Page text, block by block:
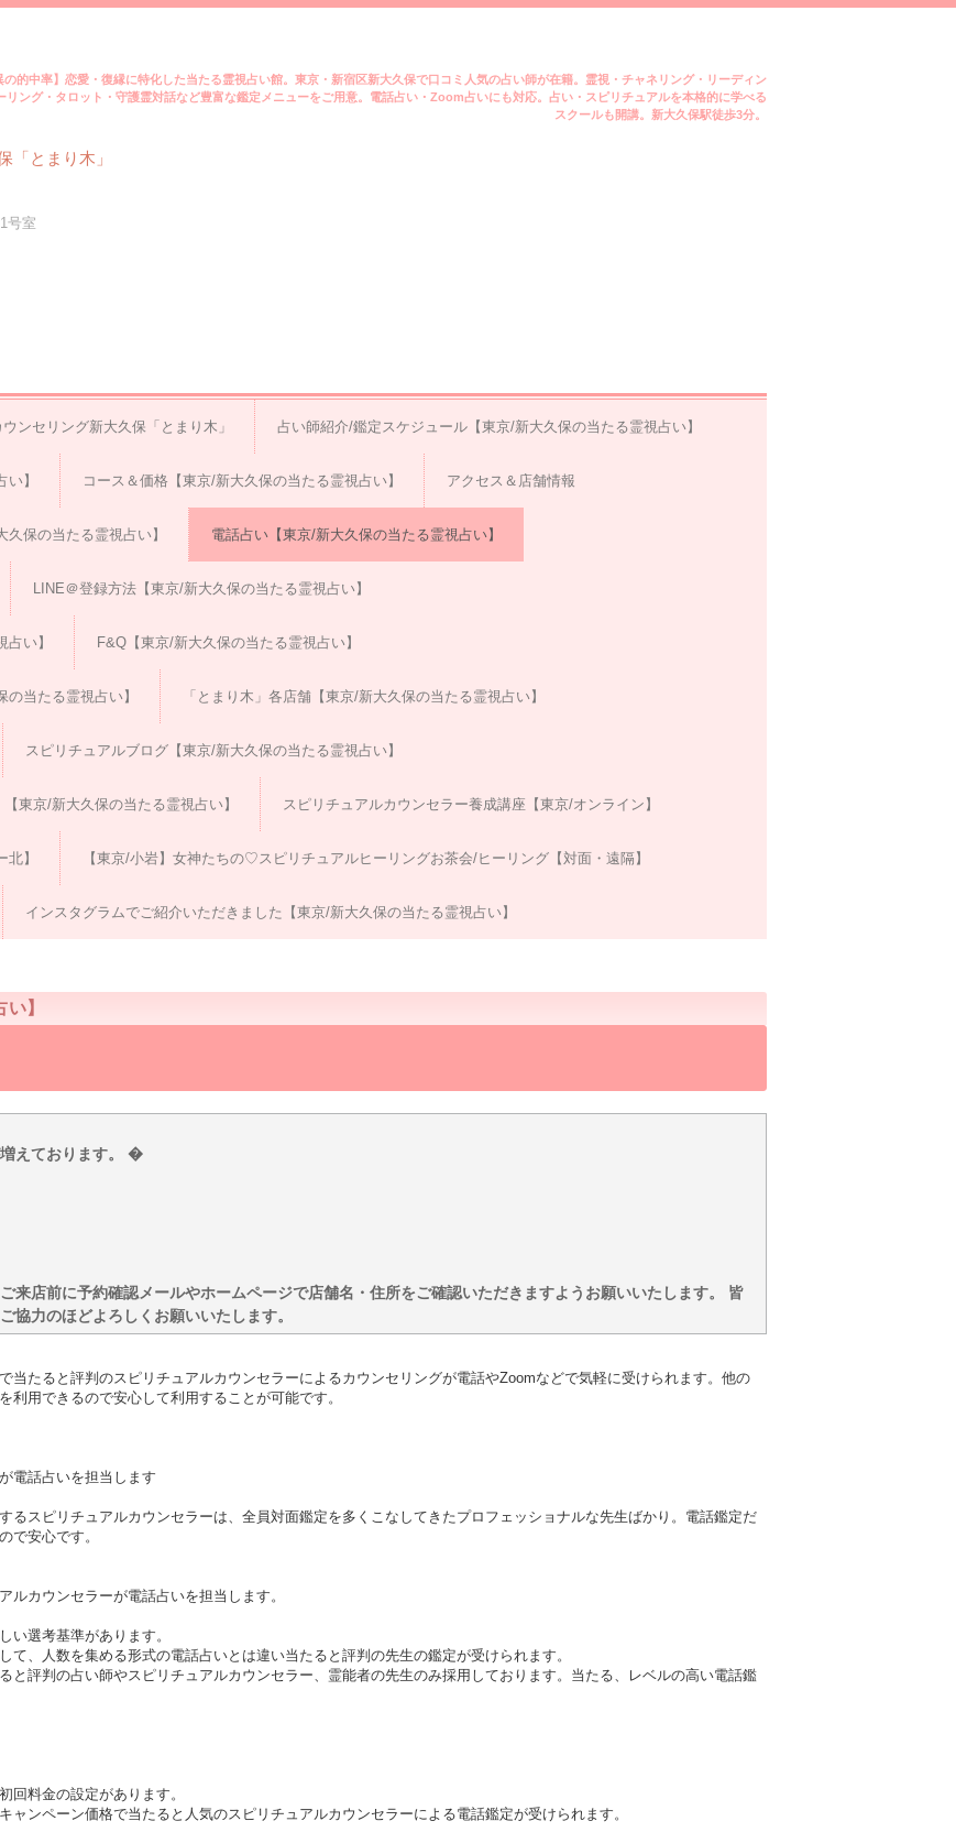
の的中率】恋愛・復縁に特化した当たる霊視占い館。東京・新宿区新大久保で口コミ人気の占い師が在籍。霊視・チャネリング・リーディン
リング・タロット・守護霊対話など豊富な鑑定メニューをご用意。電話占い・Zoom占いにも対応。占い・スピリチュアルを本格的に学べる
スクールも開講。新大久保駅徒歩3分。
「とまり木」
号室
ンセリング新大久保「とまり木」 占い師紹介/鑑定スケジュール【東京/新大久保の当たる霊視占い】
】 コース＆価格【東京/新大久保の当たる霊視占い】 アクセス＆店舗情報
保の当たる霊視占い】 電話占い【東京/新大久保の当たる霊視占い】
LINE＠登録方法【東京/新大久保の当たる霊視占い】
い】 F&Q【東京/新大久保の当たる霊視占い】
当たる霊視占い】 「とまり木」各店舗【東京/新大久保の当たる霊視占い】
スピリチュアルブログ【東京/新大久保の当たる霊視占い】
東京/新大久保の当たる霊視占い】 スピリチュアルカウンセラー養成講座【東京/オンライン】
】 【東京/小岩】女神たちの♡スピリチュアルヒーリングお茶会/ヒーリング【対面・遠隔】
インスタグラムでご紹介いただきました【東京/新大久保の当たる霊視占い】
】
えております。 �
来店前に予約確認メールやホームページで店舗名・住所をご確認いただきますようお願いいたします。 皆
協力のほどよろしくお願いいたします。
当たると評判のスピリチュアルカウンセラーによるカウンセリングが電話やZoomなどで気軽に受けられます。他の
用できるので安心して利用することが可能です。
電話占いを担当します
るスピリチュアルカウンセラーは、全員対面鑑定を多くこなしてきたプロフェッショナルな先生ばかり。電話鑑定だ
で安心です。
ルカウンセラーが電話占いを担当します。
い選考基準があります。
、人数を集める形式の電話占いとは違い当たると評判の先生の鑑定が受けられます。
と評判の占い師やスピリチュアルカウンセラー、霊能者の先生のみ採用しております。当たる、レベルの高い電話鑑
回料金の設定があります。
ャンペーン価格で当たると人気のスピリチュアルカウンセラーによる電話鑑定が受けられます。